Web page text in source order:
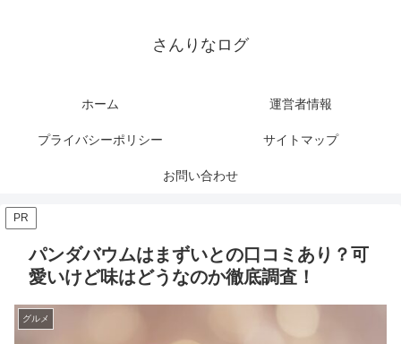
さんりなログ
ホーム 運営者情報
プライバシーポリシー サイトマップ
お問い合わせ
PR
パンダバウムはまずいとの口コミあり？可
愛いけど味はどうなのか徹底調査！
グルメ